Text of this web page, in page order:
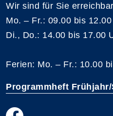
Wir sind für Sie
Mo. – Fr.: 09.00 bis
Di., Do.: 14.00 bis 17.00
Ferien: Mo. – Fr.: 10.00
Programmheft Frühjahr/